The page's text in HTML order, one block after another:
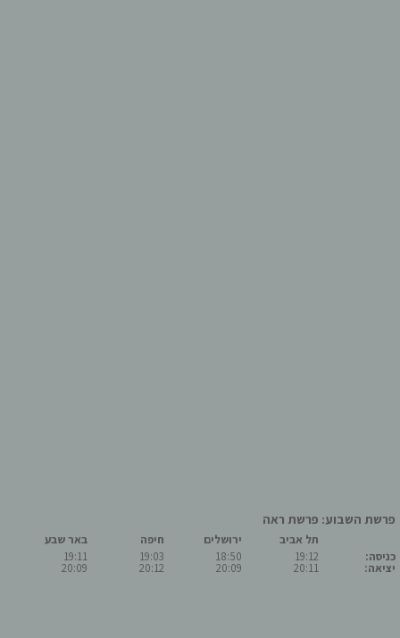
פרשת השבוע: פרשת ראה
כניסה:
יציאה:
תל אביב
19:12
20:11
ירושלים
18:50
20:09
חיפה
19:03
20:12
באר שבע
19:11
20:09